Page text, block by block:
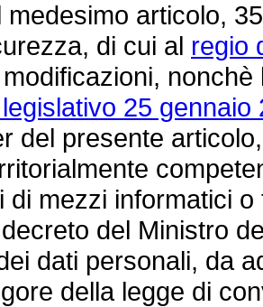
medesimo articolo,
di cui al regio
25 gennaio
del presente
di mezzi informatici
del Ministro
dati personali, da
della legge di